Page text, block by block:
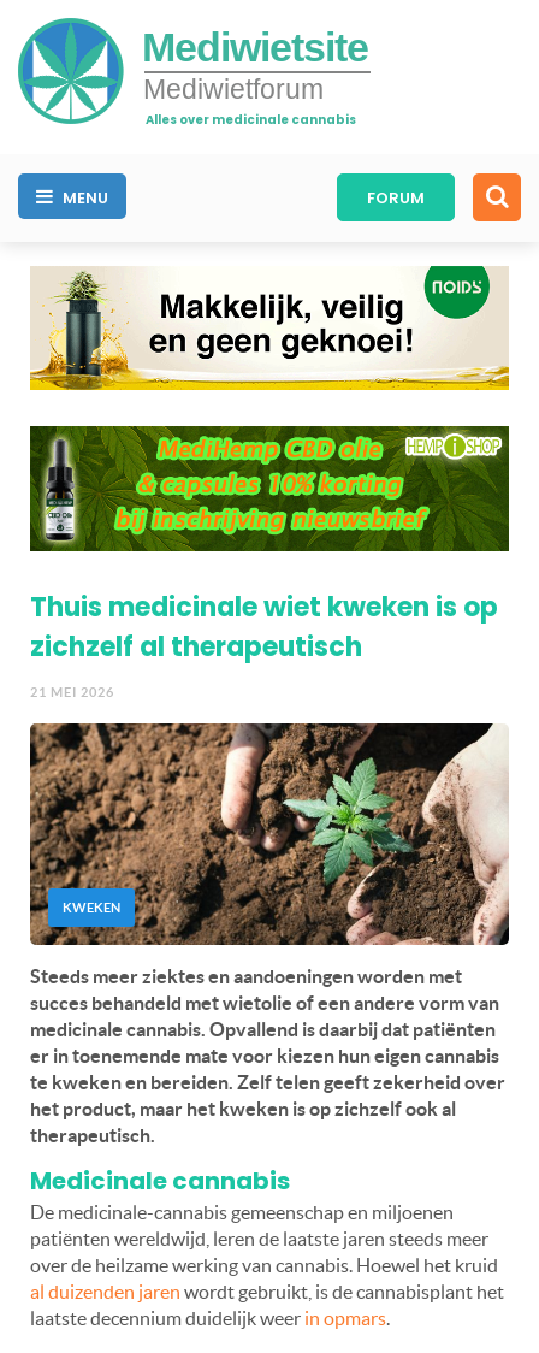
Mediwietsite
Mediwietforum
Alles over medicinale cannabis
MENU FORUM
Thuis medicinale wiet kweken is op
zichzelf al therapeutisch
21 MEI 2026
KWEKEN
Steeds meer ziektes en aandoeningen worden met
succes behandeld met wietolie of een andere vorm van
medicinale cannabis. Opvallend is daarbij dat patiënten
er in toenemende mate voor kiezen hun eigen cannabis
te kweken en bereiden. Zelf telen geeft zekerheid over
het product, maar het kweken is op zichzelf ook al
therapeutisch.
Medicinale cannabis
De medicinale-cannabis gemeenschap en miljoenen
patiënten wereldwijd, leren de laatste jaren steeds meer
over de heilzame werking van cannabis. Hoewel het kruid
al duizenden jaren wordt gebruikt, is de cannabisplant het
laatste decennium duidelijk weer in opmars.